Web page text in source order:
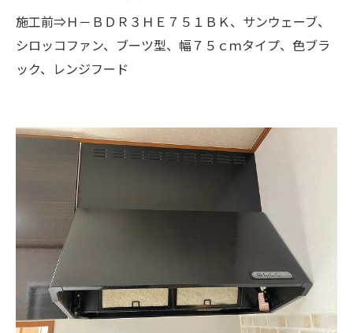
施工前⇒Ｈ－ＢＤＲ３ＨＥ７５１ＢＫ、サンウェーブ、
シロッコファン、ブーツ型、幅７５ｃｍタイプ、色ブラ
ック、レンジフード